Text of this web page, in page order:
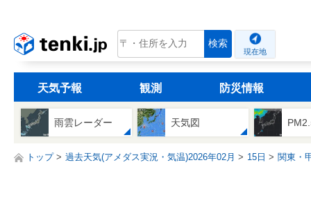
tenki.jp 検索
現在地
天気予報 観測 防災情報
雨雲レーダー 天気図
トップ 過去天気(アメダス実況・気温)2026年02月 15日 関東・